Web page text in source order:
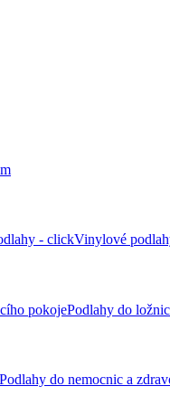
- clickVinylové
pokojePodlahy do
Podlahy do nemocnic a